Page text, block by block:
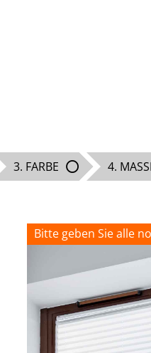
3. FARBE 4.
Bitte geben Sie alle